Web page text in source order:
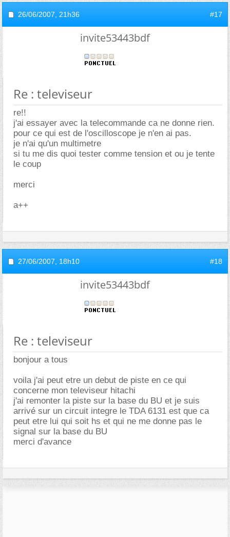
26/06/2007, 21h36 #17
invite53443bdf
Re : televiseur
re!!
j'ai essayer avec la telecommande ca ne donne rien.
pour ce qui est de l'oscilloscope je n'en ai pas.
je n'ai qu'un multimetre
si tu me dis quoi tester comme tension et ou je tente
le coup
merci
a++
27/06/2007, 18h10 #18
invite53443bdf
Re : televiseur
bonjour a tous
voila j'ai peut etre un debut de piste en ce qui
concerne mon televiseur hitachi
j'ai remonter la piste sur la base du BU et je suis
arrivé sur un circuit integre le TDA 6131 est que ca
peut etre lui qui soit hs et qui ne me donne pas le
signal sur la base du BU
merci d'avance